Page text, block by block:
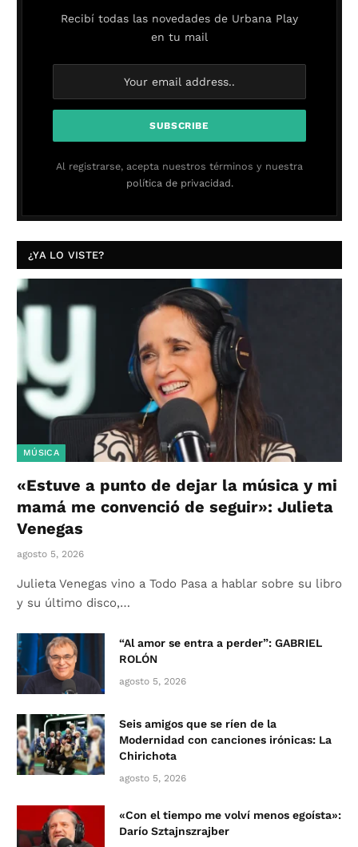
Recibí todas las novedades de Urbana Play
en tu mail
Al registrarse, acepta nuestros términos y nuestra
política de privacidad.
¿YA LO VISTE?
MÚSICA
«Estuve a punto de dejar la música y mi
mamá me convenció de seguir»: Julieta
Venegas
agosto 5, 2026
Julieta Venegas vino a Todo Pasa a hablar sobre su libro
y su último disco,…
“Al amor se entra a perder”: GABRIEL
ROLÓN
agosto 5, 2026
Seis amigos que se ríen de la
Modernidad con canciones irónicas: La
Chirichota
agosto 5, 2026
«Con el tiempo me volví menos egoísta»:
Darío Sztajnszrajber